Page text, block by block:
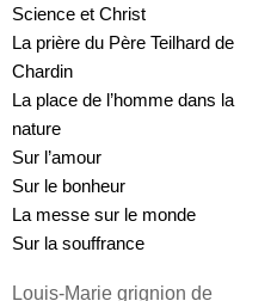
Science et Christ
La prière du Père Teilhard de
Chardin
La place de l’homme dans la
nature
Sur l’amour
Sur le bonheur
La messe sur le monde
Sur la souffrance
Louis-Marie grignion de